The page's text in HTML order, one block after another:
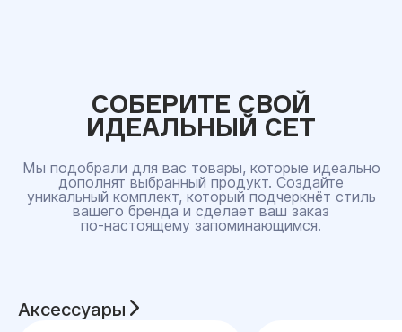
СОБЕРИТЕ СВОЙ
ИДЕАЛЬНЫЙ СЕТ
Мы подобрали для вас товары, которые идеально
дополнят выбранный продукт. Создайте
уникальный комплект, который подчеркнёт стиль
вашего бренда и сделает ваш заказ
по‑настоящему запоминающимся.
Аксессуары